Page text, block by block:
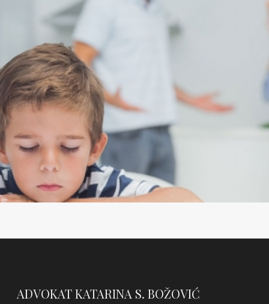
ADVOKAT KATARINA S. BOŽOVIĆ